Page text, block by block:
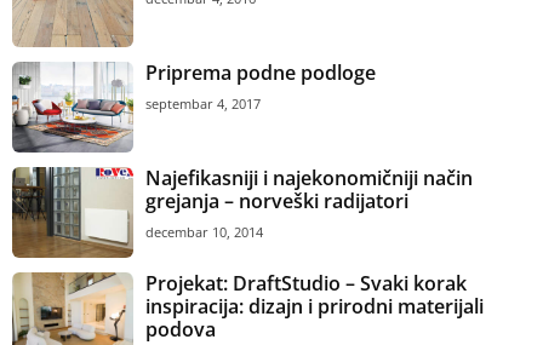
Priprema podne podloge
septembar 4, 2017
Najefikasniji i najekonomičniji način
grejanja – norveški radijatori
decembar 10, 2014
Projekat: DraftStudio – Svaki korak
inspiracija: dizajn i prirodni materijali
podova